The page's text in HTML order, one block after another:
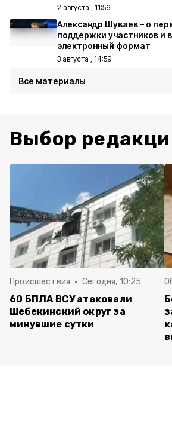
2 августа , 11:56
Александр Шуваев – о
поддержки участников и
электронный формат
3 августа , 14:59
Все материалы
Выбор
Происшествия Сегодня, 10:25
60 БПЛА ВСУ атаковали
Шебекинский округ за
минувшие сутки